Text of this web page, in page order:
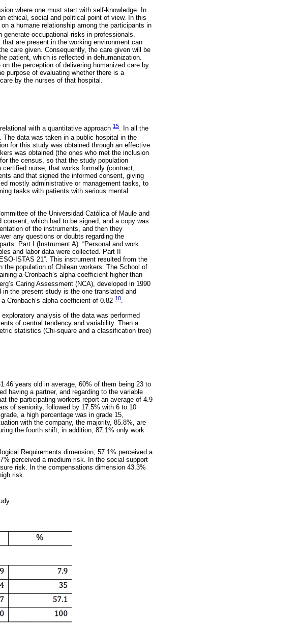
where one must start with self-knowledge. In
ethical, social and political point of view. In this
a humane relationship among the participants in
occupational risks in professionals.
are present in the working environment can
care given. Consequently, the care given will be
patient, which is reflected in dehumanization.
the perception of delivering humanized care by
purpose of evaluating whether there is a
by the nurses of that hospital.
with a quantitative approach 15. In all the
. The data was taken in a public hospital in the
for this study was obtained through an effective
was obtained (the ones who met the inclusion
the census, so that the study population
nurse, that works formally (contract,
and that signed the informed consent, giving
mostly administrative or management tasks, to
tasks with patients with serious mental
of the Universidad Católica of Maule and
which had to be signed, and a copy was
of the instruments, and then they
any questions or doubts regarding the
Part I (Instrument A): “Personal and work
and labor data were collected. Part II
ISTAS 21”. This instrument resulted from the
population of Chilean workers. The School of
a Cronbach’s alpha coefficient higher than
Caring Assessment (NCA), developed in 1990
the present study is the one translated and
Cronbach’s alpha coefficient of 0.82 18.
analysis of the data was performed
of central tendency and variability. Then a
statistics (Chi-square and a classification tree)
years old in average, 60% of them being 23 to
having a partner, and regarding to the variable
the participating workers report an average of 4.9
of seniority, followed by 17.5% with 6 to 10
a high percentage was in grade 15,
with the company, the majority, 85.8%, are
the fourth shift; in addition, 87.1% only work
Requirements dimension, 57.1% perceived a
perceived a medium risk. In the social support
risk. In the compensations dimension 43.3%
risk.